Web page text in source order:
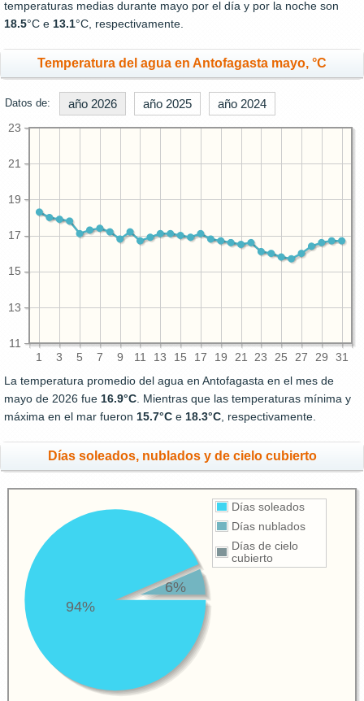
temperaturas medias durante mayo por el día y por la noche son
18.5°C e 13.1°C, respectivamente.
Temperatura del agua en Antofagasta mayo, °C
Datos de: año 2026 año 2025 año 2024
1 3 5 7 9 11 13 15 17 19 21 23 25 27 29 31
11
13
15
17
19
21
23
La temperatura promedio del agua en Antofagasta en el mes de
mayo de 2026 fue 16.9°C. Mientras que las temperaturas mínima y
máxima en el mar fueron 15.7°C e 18.3°C, respectivamente.
Días soleados, nublados y de cielo cubierto
Días soleados
Días nublados
Días de cielo
cubierto
94%
6%